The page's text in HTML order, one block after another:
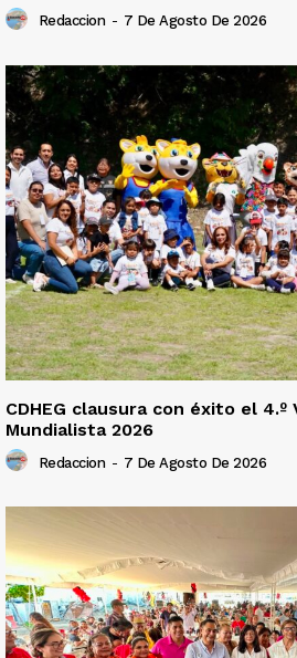
Redaccion - 7 De Agosto De 2026
CDHEG clausura con éxito el 4.º
Mundialista 2026
Redaccion - 7 De Agosto De 2026